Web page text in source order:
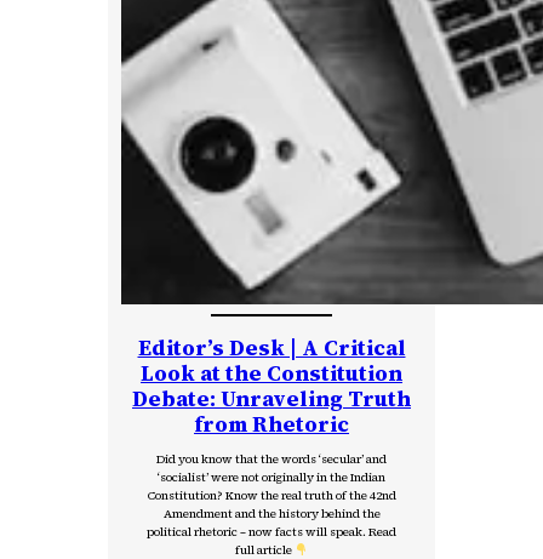
Editor’s Desk | A Critical
Look at the Constitution
Debate: Unraveling Truth
from Rhetoric
Did you know that the words ‘secular’ and
‘socialist’ were not originally in the Indian
Constitution? Know the real truth of the 42nd
Amendment and the history behind the
political rhetoric – now facts will speak. Read
full article